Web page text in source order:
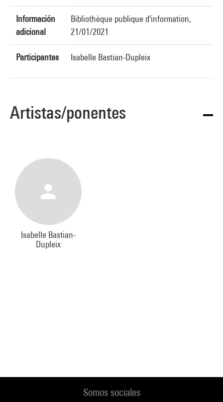
Información
adicional
Bibliothèque publique d'information,
21/01/2021
Participantes Isabelle Bastian-Dupleix
Artistas/ponentes
Isabelle Bastian-
Dupleix
Somos sociales